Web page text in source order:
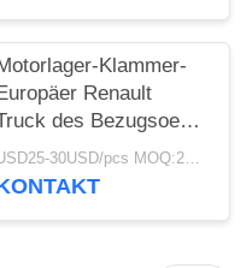
Klammer-
Renault
des Bezugsoe
21228153-
USD25-30USD/pcs MOQ:20pcs